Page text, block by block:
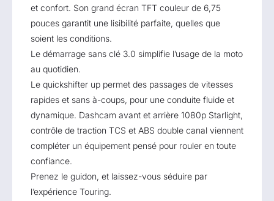
et confort. Son grand écran TFT couleur de 6,75
pouces garantit une lisibilité parfaite, quelles que
soient les conditions.
Le démarrage sans clé 3.0 simplifie l’usage de la moto
au quotidien.
Le quickshifter up permet des passages de vitesses
rapides et sans à-coups, pour une conduite fluide et
dynamique. Dashcam avant et arrière 1080p Starlight,
contrôle de traction TCS et ABS double canal viennent
compléter un équipement pensé pour rouler en toute
confiance.
Prenez le guidon, et laissez-vous séduire par
l’expérience Touring.